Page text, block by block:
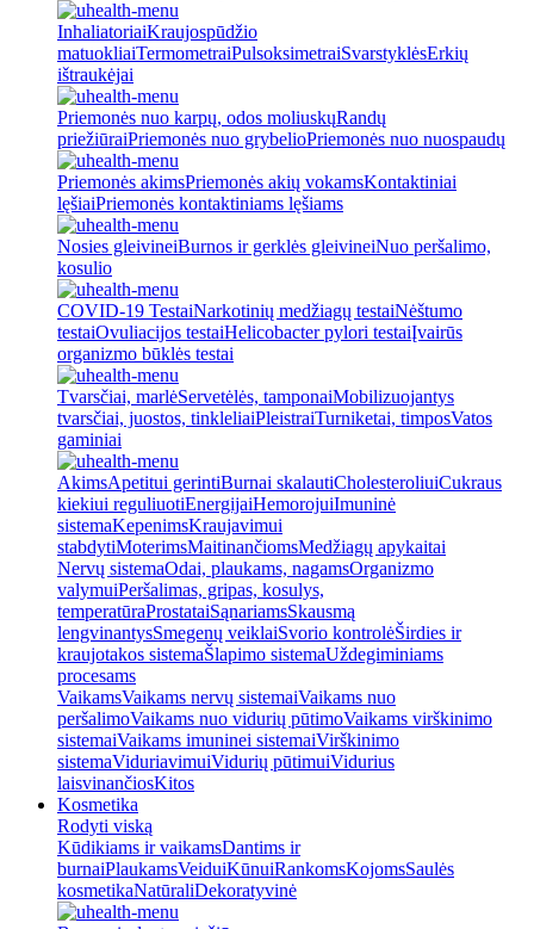
InhaliatoriaiKraujospūdžio
matuokliaiTermometraiPulsoksimetraiSvarstyklėsErkių
ištraukėjai
Priemonės nuo karpų, odos moliuskųRandų
priežiūraiPriemonės nuo grybelioPriemonės nuo nuospaudų
Priemonės akimsPriemonės akių vokamsKontaktiniai
lęšiaiPriemonės kontaktiniams lęšiams
Nosies gleivineiBurnos ir gerklės gleivineiNuo peršalimo,
kosulio
COVID-19 TestaiNarkotinių medžiagų testaiNėštumo
testaiOvuliacijos testaiHelicobacter pylori testaiĮvairūs
organizmo būklės testai
Tvarsčiai, marlėServetėlės, tamponaiMobilizuojantys
tvarsčiai, juostos, tinkleliaiPleistraiTurniketai, timposVatos
gaminiai
AkimsApetitui gerintiBurnai skalautiCholesteroliuiCukraus
kiekiui reguliuotiEnergijaiHemorojuiImuninė
sistemaKepenimsKraujavimui
stabdytiMoterimsMaitinančiomsMedžiagų apykaitai
Nervų sistemaOdai, plaukams, nagamsOrganizmo
valymuiPeršalimas, gripas, kosulys,
temperatūraProstataiSąnariamsSkausmą
lengvinantysSmegenų veiklaiSvorio kontrolėŠirdies ir
kraujotakos sistemaŠlapimo sistemaUždegiminiams
procesams
VaikamsVaikams nervų sistemaiVaikams nuo
peršalimoVaikams nuo vidurių pūtimoVaikams virškinimo
sistemaiVaikams imuninei sistemaiVirškinimo
sistemaViduriavimuiVidurių pūtimuiVidurius
laisvinančiosKitos
Kosmetika
Rodyti viską
Kūdikiams ir vaikamsDantims ir
burnaiPlaukamsVeiduiKūnuiRankomsKojomsSaulės
kosmetikaNatūraliDekoratyvinė